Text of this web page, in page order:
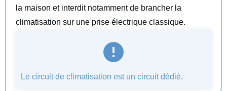
la maison et interdit notamment de brancher la
climatisation sur une prise électrique classique.
Le circuit de climatisation est un circuit dédié.